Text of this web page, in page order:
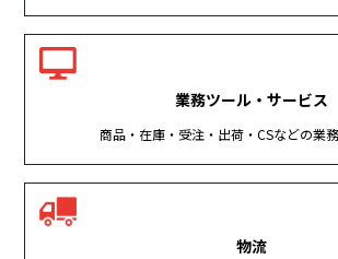
業務ツール・サービス
商品・在庫・受注・出荷・CSなどの業
物流